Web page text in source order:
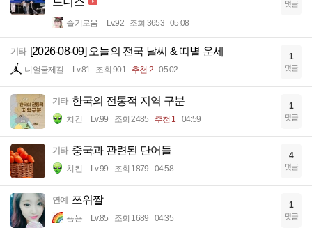
슬기로움 Lv.92 조회 3653 05:08
댓글
기타 [2026-08-09] 오늘의 전국 날씨 & 띠별 운세
니얼굴제길 Lv.81 조회 901 추천 2 05:02
1
댓글
기타 한국의 전통적 지역 구분
치킨 Lv.99 조회 2485 추천 1 04:59
1
댓글
기타 중국과 관련된 단어들
치킨 Lv.99 조회 1879 04:58
4
댓글
연예 쯔위짤
뇸뇸 Lv.85 조회 1689 04:35
1
댓글